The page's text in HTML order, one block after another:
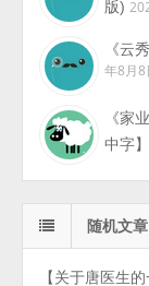
版)
《云
年8月8
《家
中字
随机文章
【关于唐医生